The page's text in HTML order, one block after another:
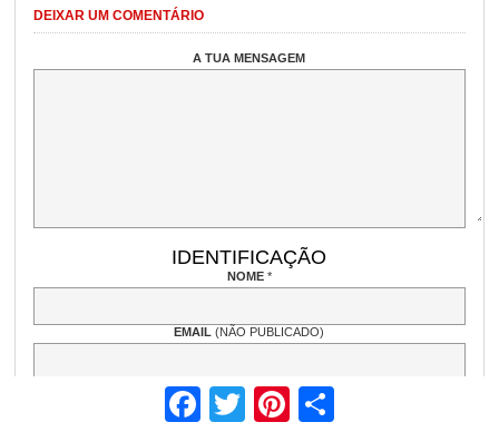
DEIXAR UM COMENTÁRIO
A TUA MENSAGEM
IDENTIFICAÇÃO
NOME *
EMAIL(NÃO PUBLICADO)
WEBSITE
Facebook Twitter Pinterest